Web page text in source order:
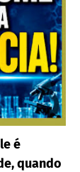
é
quando